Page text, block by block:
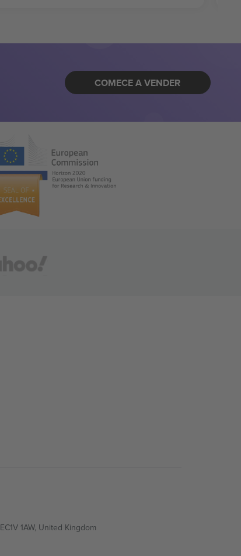
COMECE A VENDER
1AW, United Kingdom